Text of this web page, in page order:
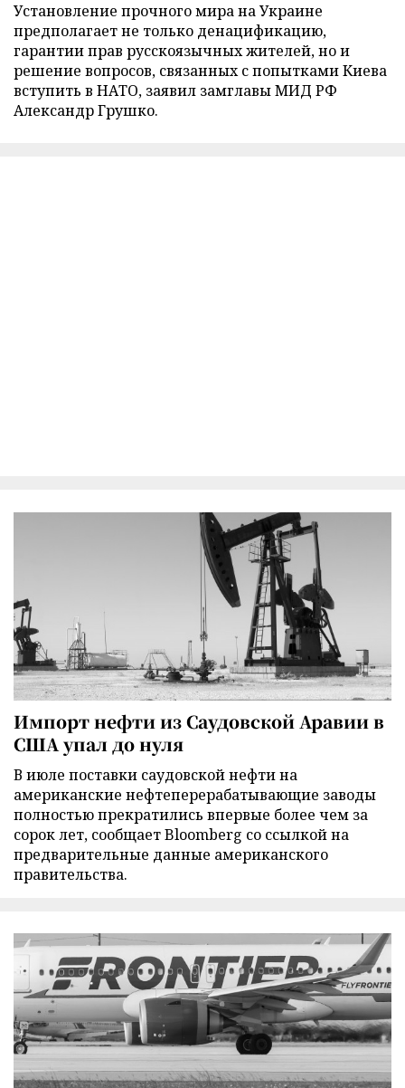
Установление прочного мира на Украине
предполагает не только денацификацию,
гарантии прав русскоязычных жителей, но и
решение вопросов, связанных с попытками Киева
вступить в НАТО, заявил замглавы МИД РФ
Александр Грушко.
Импорт нефти из Саудовской Аравии в
США упал до нуля
В июле поставки саудовской нефти на
американские нефтеперерабатывающие заводы
полностью прекратились впервые более чем за
сорок лет, сообщает Bloomberg со ссылкой на
предварительные данные американского
правительства.